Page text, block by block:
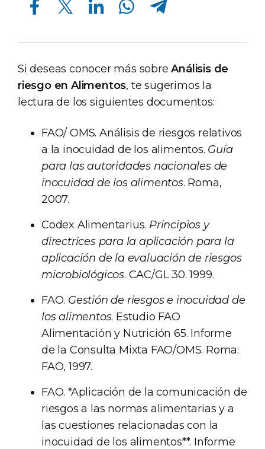
Si deseas conocer más sobreAnálisis de
riesgo en Alimentos, te sugerimos la
lectura de los siguientes documentos:
FAO/ OMS. Análisis de riesgos relativos
a la inocuidad de los alimentos. Guía
para las autoridades nacionales de
inocuidad de los alimentos. Roma,
2007.
Codex Alimentarius. Principios y
directrices para la aplicación para la
aplicación de la evaluación de riesgos
microbiológicos. CAC/GL 30. 1999.
FAO. Gestión de riesgos e inocuidad de
los alimentos. Estudio FAO
Alimentación y Nutrición 65. Informe
de la Consulta Mixta FAO/OMS. Roma:
FAO, 1997.
FAO. *Aplicación de la comunicación de
riesgos a las normas alimentarias y a
las cuestiones relacionadas con la
inocuidad de los alimentos**. Informe